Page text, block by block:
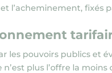
et l’acheminement,
les pouvoirs publics et
n’est plus l’offre la